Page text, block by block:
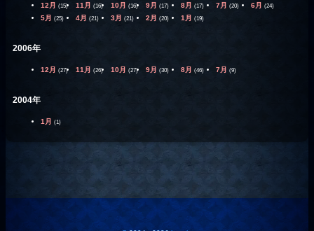
12月 (15) 11月 (16) 10月 (16) 9月 (17) 8月 (17) 7月 (20) 6月 (24)
5月 (25) 4月 (21) 3月 (21) 2月 (20) 1月 (19)
2006年
12月 (27) 11月 (26) 10月 (27) 9月 (30) 8月 (46) 7月 (9)
2004年
1月 (1)